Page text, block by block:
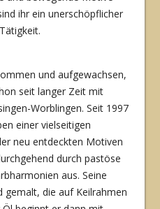
ihr ein unerschöpflicher
und aufgewachsen,
seit langer Zeit mit
Worblingen. Seit 1997
einer vielseitigen
neu entdeckten Motiven
durch pastöse
aus. Seine
gemalt, die auf Keilrahmen